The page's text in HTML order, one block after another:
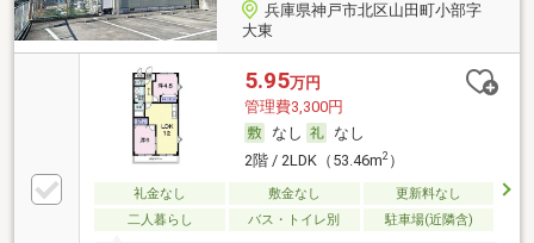
兵庫県神戸市北区山田町小部字
大東
5.95万円
管理費3,300円
なし
なし
2階 / 2LDK（53.46m2）
礼金なし 敷金なし
更新料なし
二人暮らし
バス・トイレ別 駐車場(近隣含)